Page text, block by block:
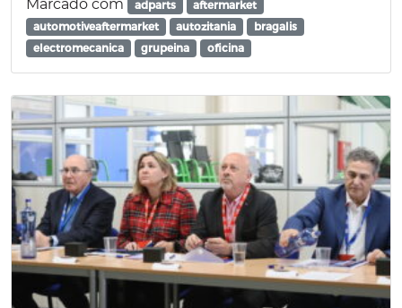
Marcado com adparts
aftermarket
automotiveaftermarket
autozitania
bragalis
electromecanica
grupeina oficina